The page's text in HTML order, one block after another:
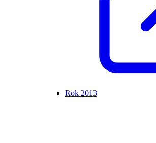
Rok 2013